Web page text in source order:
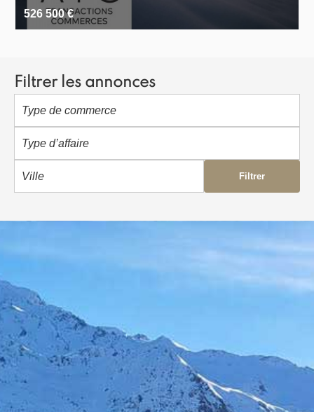
526 500 €
Filtrer les annonces
Type de commerce
Type d’affaire
Ville Filtrer